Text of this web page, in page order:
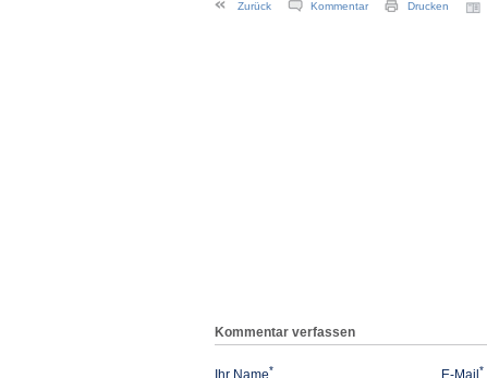
Zurück Kommentar Drucken
Kommentar verfassen
Ihr Name* E-Mail*